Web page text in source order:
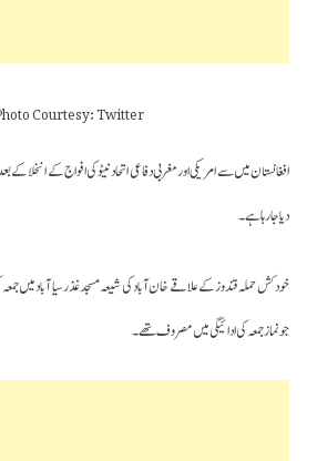
Courtesy: Twitter
افغانستان میں سے امریکی اور مغربی دفاعی اتحاد نیٹو کی افواج کے انخلا
دیا جارہا ہے۔
خود کش حملہ قندوز کے علاقے خان آباد کی شیعہ مسجد غذر سیا آباد میں جمعہ
جو نماز جمعہ کی ادائیگی میں مصروف تھے۔